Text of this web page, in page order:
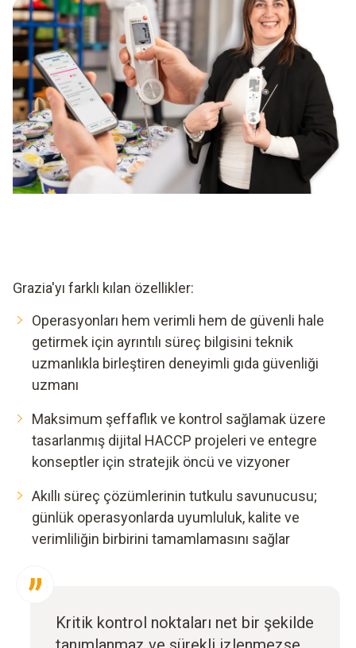
Grazia'yı farklı kılan özellikler:
Operasyonları hem verimli hem de güvenli hale
getirmek için ayrıntılı süreç bilgisini teknik
uzmanlıkla birleştiren deneyimli gıda güvenliği
uzmanı
Maksimum şeffaflık ve kontrol sağlamak üzere
tasarlanmış dijital HACCP projeleri ve entegre
konseptler için stratejik öncü ve vizyoner
Akıllı süreç çözümlerinin tutkulu savunucusu;
günlük operasyonlarda uyumluluk, kalite ve
verimliliğin birbirini tamamlamasını sağlar
Kritik kontrol noktaları net bir şekilde